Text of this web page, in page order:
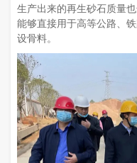
生产出来的再生砂石质量
能够直接用于高等公路、
设骨料。